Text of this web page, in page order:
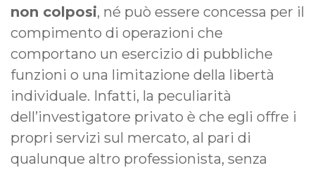
non colposi, né può essere concessa per il
compimento di operazioni che
comportano un esercizio di pubbliche
funzioni o una limitazione della libertà
individuale. Infatti, la peculiarità
dell’investigatore privato è che egli offre i
propri servizi sul mercato, al pari di
qualunque altro professionista, senza